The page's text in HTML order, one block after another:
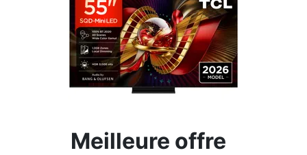
Meilleure offre